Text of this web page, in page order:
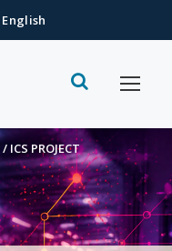
English
/ ICS PROJECT